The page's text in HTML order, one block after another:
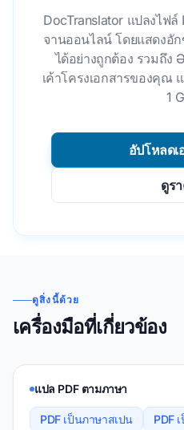
DocTranslator แปลงไฟล์
จานออนไลน์ โดยแสดงอั
ได้อย่างถูกต้อง รวมถึง
เค้าโครงเอกสารของคุณ
1
อัปโหลดเ
ดูร
ดูสิ่งนี้ด้วย
เครื่องมือที่เกี่ยวข้อง
แปล PDF ตามภาษา
PDF เป็นภาษาสเปน
PDF